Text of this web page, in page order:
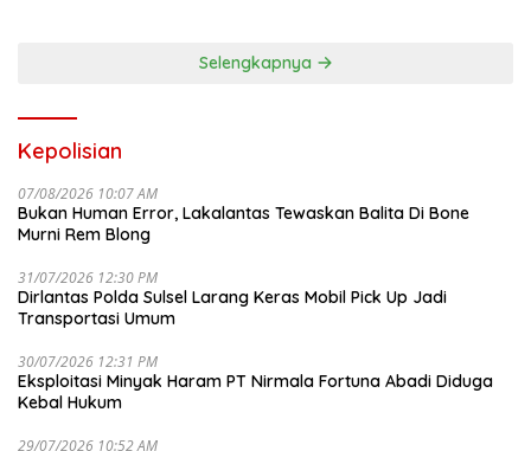
Selengkapnya
Kepolisian
07/08/2026 10:07 AM
Bukan Human Error, Lakalantas Tewaskan Balita Di Bone
Murni Rem Blong
31/07/2026 12:30 PM
Dirlantas Polda Sulsel Larang Keras Mobil Pick Up Jadi
Transportasi Umum
30/07/2026 12:31 PM
Eksploitasi Minyak Haram PT Nirmala Fortuna Abadi Diduga
Kebal Hukum
29/07/2026 10:52 AM